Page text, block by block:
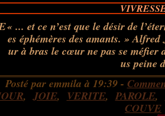
« ... et ce n’est que le désir de
es éphémères des amants. »
ur à bras le cœur ne pas se méfier
us peine
Posté par emmila à 19:39 -
,JOIE, VERITE, PAROLE,
COUVE